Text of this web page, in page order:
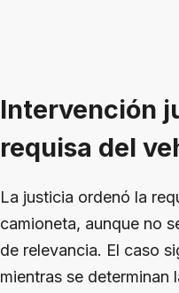
Intervención
requisa del
La justicia ordenó la
camioneta, aunque no
de relevancia. El caso
mientras se determinan